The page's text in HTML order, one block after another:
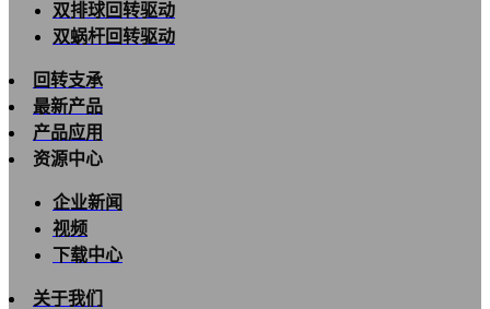
双排球回转驱动
双蜗杆回转驱动
回转支承
最新产品
产品应用
资源中心
企业新闻
视频
下载中心
关于我们